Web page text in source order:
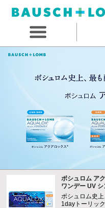
ボシュロム ア
ワンデー UV
ボシュロム史
1dayトーリック